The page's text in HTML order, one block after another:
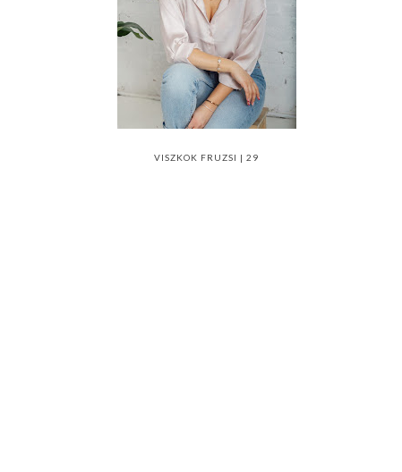
VISZKOK FRUZSI | 29